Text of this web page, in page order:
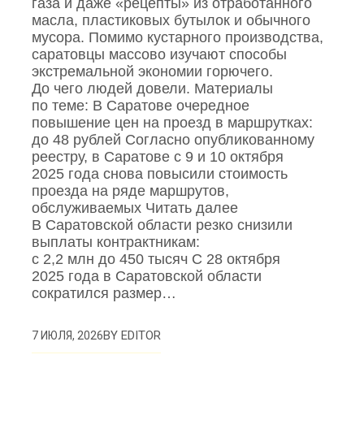
газа и даже «рецепты» из отработанного
масла, пластиковых бутылок и обычного
мусора. Помимо кустарного производства,
саратовцы массово изучают способы
экстремальной экономии горючего.
До чего людей довели. Материалы
по теме: В Саратове очередное
повышение цен на проезд в маршрутках:
до 48 рублей Согласно опубликованному
реестру, в Саратове с 9 и 10 октября
2025 года снова повысили стоимость
проезда на ряде маршрутов,
обслуживаемых Читать далее
В Саратовской области резко снизили
выплаты контрактникам:
с 2,2 млн до 450 тысяч С 28 октября
2025 года в Саратовской области
сократился размер…
7 ИЮЛЯ, 2026BYEDITOR